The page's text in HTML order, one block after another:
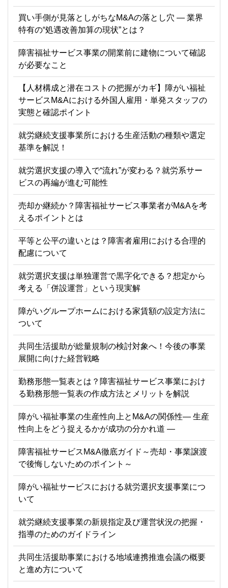
買い手側が見落としがちなM&Aの落とし穴 ― 業界
特有の“処遇改善加算の現状”とは？
障害福祉サービス事業の開業前に建物について確認
が必要なこと
【人材構成と潜在コストの把握がカギ】障がい福祉
サービスM&Aにおける外国人雇用・単発スタッフの
実態と確認ポイント
就労継続支援事業所における生産活動の種類や選定
基準を解説！
就労選択支援の導入で“流れ”が変わる？就労系サー
ビスの再編が進む可能性
売却か継続か？障害福祉サービス事業者がM&Aを考
えるポイントとは
平等と公平の違いとは？障害者雇用における合理的
配慮について
就労選択支援は単独運営で黒字化できる？想定から
考える「併設運営」という現実解
障がいグループホームにおける家賃額の設定方法に
ついて
共同生活援助が総量規制の検討対象へ！今後の事業
展開に向けた経営戦略
勤務形態一覧表とは？障害福祉サービス事業におけ
る勤務形態一覧表の作成方法とメリットを解説
障がい福祉事業の生産性向上とM&Aの関係性― 生産
性向上をどう捉えるかが成功の分かれ道 ―
障害福祉サービスM&A徹底ガイド～売却・事業譲渡
で後悔しないためのポイント～
障がい福祉サービスにおける就労選択支援事業につ
いて
就労継続支援事業の新規指定及び運営状況の把握・
指導のためのガイドライン
共同生活援助事業における地域連携推進会議の概要
と進め方について